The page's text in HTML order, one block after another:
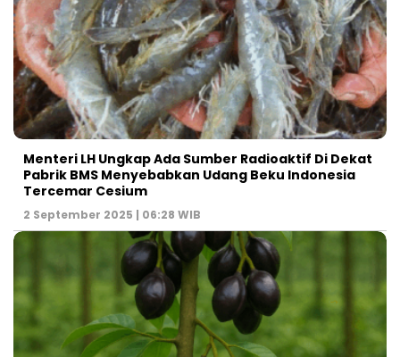
Menteri LH Ungkap Ada Sumber Radioaktif Di Dekat
Pabrik BMS Menyebabkan Udang Beku Indonesia
Tercemar Cesium
2 September 2025 | 06:28 WIB